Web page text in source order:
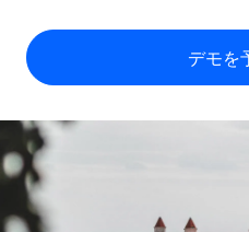
Contractor of Record
世界中の契約社員と法令を
Remoteを他社と比較
スタートアップ
従業員コスト計算ツール
English
Nederlands
Français
デモを